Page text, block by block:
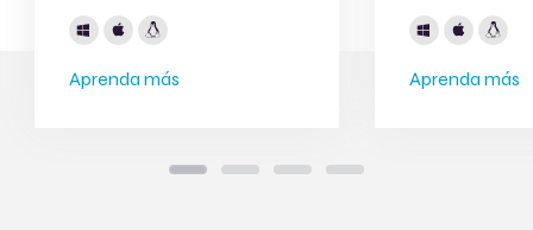
Aprenda más Aprenda más